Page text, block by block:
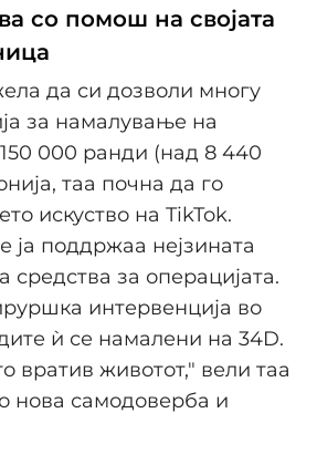
со помош на својата
да си дозволи многу
за намалување на
000 ранди (над 8 440
таа почна да го
искуство на TikTok.
ја поддржаа нејзината
средства за операцијата.
интервенција во
ѝ се намалени на 34D.
вратив животот," вели таа
нова самодоверба и